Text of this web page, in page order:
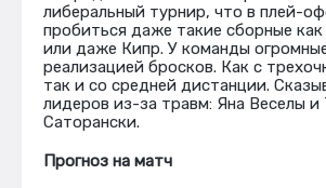
либеральный турнир, что в плей-
пробиться даже такие сборные
или даже Кипр. У команды
реализацией бросков. Как с
так и со средней дистанции.
лидеров из-за травм: Яна Веселы
Саторански.
Прогноз на матч